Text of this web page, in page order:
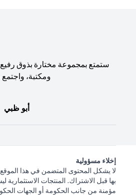
ستمتع بمجموعة مختارة بذوق
ومكتبة،
أبو ظبي
إخلاء مسؤولية
لا يشكل المحتوى المتضمن في هذا
بها قبل الاشتراك. المنتجات
مؤمنة من جانب الحكومة أو الجهات